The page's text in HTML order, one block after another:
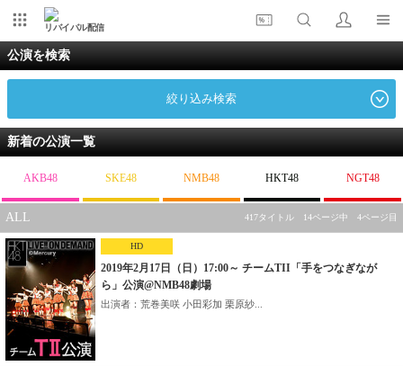
リバイバル配信
公演を検索
絞り込み検索
新着の公演一覧
AKB48 SKE48 NMB48 HKT48 NGT48
ALL 417タイトル 14ページ中 4ページ目
HD
2019年2月17日（日）17:00～ チームTII「手をつなぎなが
ら」公演@NMB48劇場
出演者：荒巻美咲 小田彩加 栗原紗...